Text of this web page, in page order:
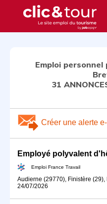
Emploi
31
Créer une alerte e-
Emploi France Travail
Audierne (29770), Finistère (29),
24/07/2026